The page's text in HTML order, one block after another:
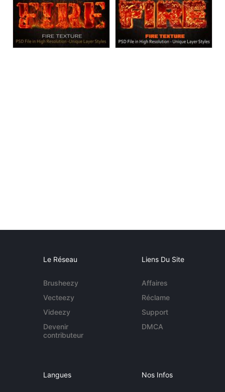
Le Réseau
Brusheezy
Vecteezy
Videezy
Devenir
contributeur
Liens Du Site
Affaires
Réclame
Support
DMCA
Langues Nos Infos